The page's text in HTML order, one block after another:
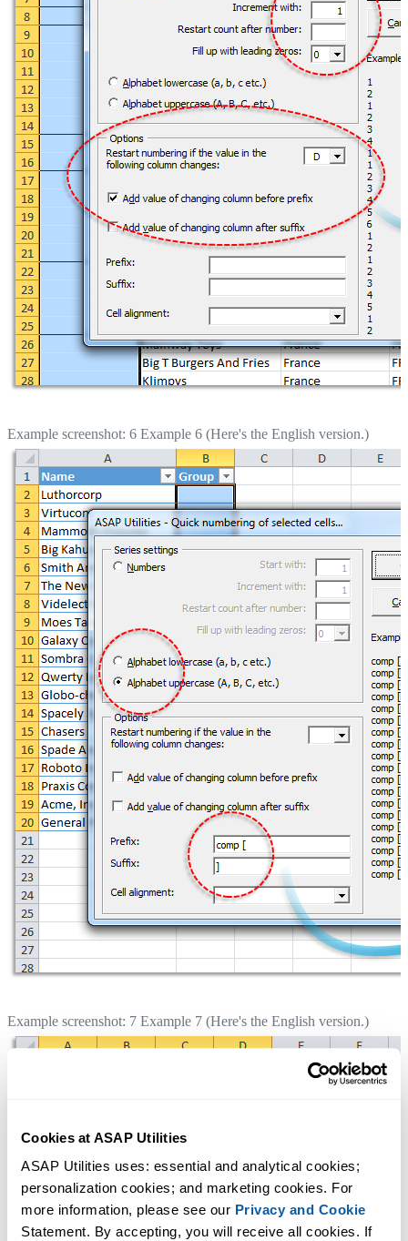
Cookies at ASAP Utilities
ASAP Utilities uses: essential and analytical cookies;
personalization cookies; and marketing cookies. For
more information, please see our Privacy and Cookie
Statement. By accepting, you will receive all cookies. If
Example screenshot: 6 Example 6 (Here's the English version.)
Example screenshot: 7 Example 7 (Here's the English version.)